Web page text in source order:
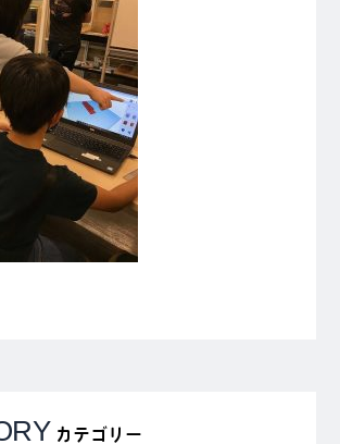
カテゴリー